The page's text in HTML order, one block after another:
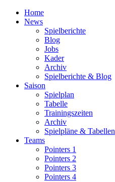
Home
News
Spielberichte
Blog
Jobs
Kader
Archiv
Spielberichte & Blog
Saison
Spielplan
Tabelle
Trainingszeiten
Archiv
Spielpläne & Tabellen
Teams
Pointers 1
Pointers 2
Pointers 3
Pointers 4